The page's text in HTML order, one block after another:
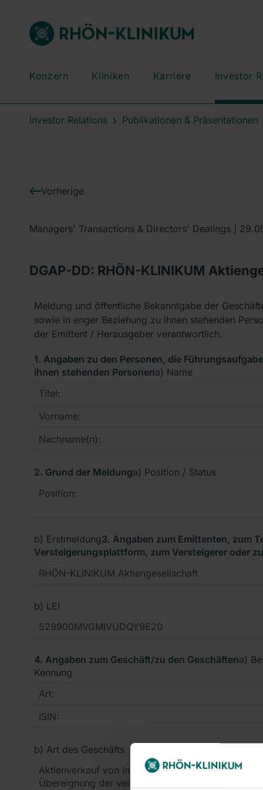
Konzern Kliniken Karriere Investor
Investor Relations Publikationen & Präsentationen
Vorherige
Managers' Transactions & Directors' Dealings |
DGAP-DD: RHÖN-KLINIKUM
Meldung und öffentliche Bekanntgabe der
sowie in enger Beziehung zu ihnen stehenden
der Emittent / Herausgeber verantwortlich.
1. Angaben zu den Personen, die
ihnen stehenden Personena) Name
Titel:
Vorname:
Nachname(n):
2. Grund der Meldunga) Position / Status
Position:
b) Erstmeldung3. Angaben zum Emittenten, zum
Versteigerungsplattform, zum Versteigerer oder
RHÖN-KLINIKUM Aktiengesellschaft
b) LEI
529900MVGMIVUDQY9E20
4. Angaben zum Geschäft/zu den Geschäftena)
Kennung
Art:
ISIN:
b) Art des Geschäfts
Aktienverkauf von insgesamt Stück 4.650.083
Übereignung der verkauften Aktien an die